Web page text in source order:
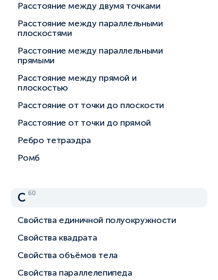
Расстояние между двумя точками
Расстояние между параллельными
плоскостями
Расстояние между параллельными
прямыми
Расстояние между прямой и
плоскостью
Расстояние от точки до плоскости
Расстояние от точки до прямой
Ребро тетраэдра
Ромб
С 60
Свойства единичной полуокружности
Свойства квадрата
Свойства объёмов тела
Свойства параллелепипеда